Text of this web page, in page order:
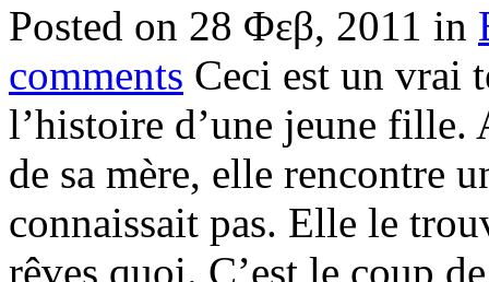
Posted on 28 Φεβ, 2011 in
comments Ceci est un vrai
l’histoire d’une jeune
de sa mère, elle rencontre
connaissait pas. Elle le
rêves quoi. C’est le coup